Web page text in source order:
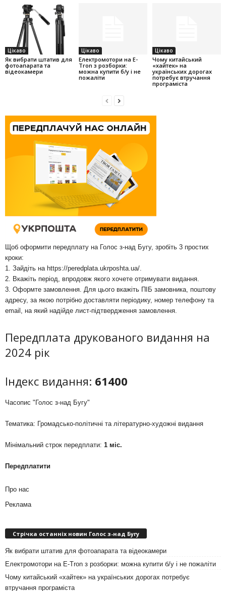
Цікаво
Як вибрати штатив для
фотоапарата та
відеокамери
Цікаво
Електромотори на E-
Tron з розборки:
можна купити б/у і не
пожаліти
Цікаво
Чому китайський
«хайтек» на
українських дорогах
потребує втручання
програміста
Щоб оформити передплату на Голос з-над Бугу, зробіть 3 простих
кроки:
1. Зайдіть на https://peredplata.ukrposhta.ua/
2. Вкажіть період, впродовж якого хочете отримувати видання.
3. Оформте замовлення. Для цього вкажіть ПІБ замовника, поштову
адресу, за якою потрібно доставляти періодику, номер телефону та
email, на який надійде лист-підтвердження замовлення.
Передплата друкованого видання на
2024 рік
Індекс видання: 61400
Часопис "Голос з-над Бугу"
Тематика: Громадсько-політичні та літературно-художні видання
Мінімальний строк передплати: 1 міс.
Передплатити
Про нас
Реклама
Стрічка останніх новин Голос з-над Бугу
Як вибрати штатив для фотоапарата та відеокамери
Електромотори на E-Tron з розборки: можна купити б/у і не пожаліти
Чому китайський «хайтек» на українських дорогах потребує
втручання програміста